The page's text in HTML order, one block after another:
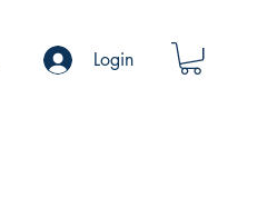
Login